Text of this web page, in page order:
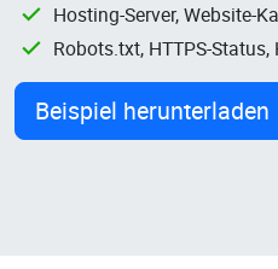
Hosting-Server, Website-
Robots.txt, HTTPS-
Beispiel herunterladen